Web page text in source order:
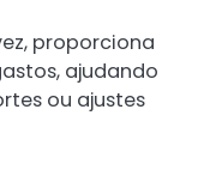
proporciona
ajudando
ou ajustes